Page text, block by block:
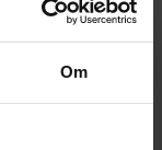
Om